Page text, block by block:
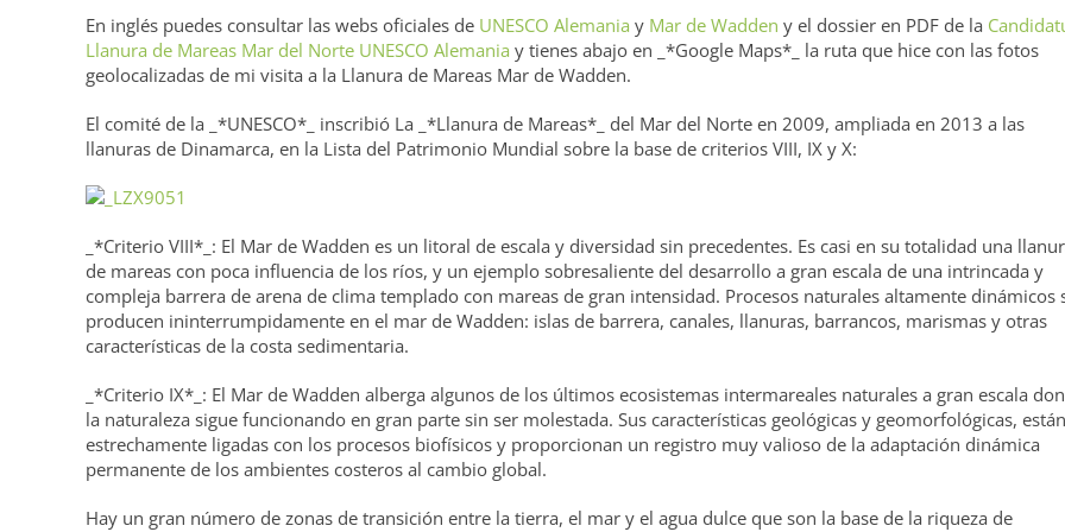
En inglés puedes consultar las webs oficiales de UNESCO Alemania y Mar de Wadden y el dossier en PDF de la
Llanura de Mareas Mar del Norte UNESCO Alemania y tienes abajo en _*Google Maps*_ la ruta que hice con las fotos
geolocalizadas de mi visita a la Llanura de Mareas Mar de Wadden.
El comité de la _*UNESCO*_ inscribió La _*Llanura de Mareas*_ del Mar del Norte en 2009, ampliada en 2013 a las
llanuras de Dinamarca, en la Lista del Patrimonio Mundial sobre la base de criterios VIII, IX y X:
_*Criterio VIII*_: El Mar de Wadden es un litoral de escala y diversidad sin precedentes. Es casi en su totalidad una
de mareas con poca influencia de los ríos, y un ejemplo sobresaliente del desarrollo a gran escala de una intrincada y
compleja barrera de arena de clima templado con mareas de gran intensidad. Procesos naturales altamente dinámicos
producen ininterrumpidamente en el mar de Wadden: islas de barrera, canales, llanuras, barrancos, marismas y otras
características de la costa sedimentaria.
_*Criterio IX*_: El Mar de Wadden alberga algunos de los últimos ecosistemas intermareales naturales a gran escala
la naturaleza sigue funcionando en gran parte sin ser molestada. Sus características geológicas y geomorfológicas, están
estrechamente ligadas con los procesos biofísicos y proporcionan un registro muy valioso de la adaptación dinámica
permanente de los ambientes costeros al cambio global.
Hay un gran número de zonas de transición entre la tierra, el mar y el agua dulce que son la base de la riqueza de